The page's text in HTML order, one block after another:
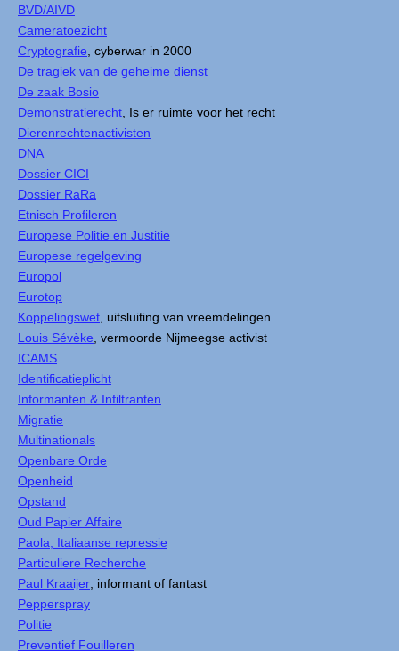
BVD/AIVD
Cameratoezicht
Cryptografie , cyberwar in 2000
De tragiek van de geheime dienst
De zaak Bosio
Demonstratierecht , Is er ruimte voor het recht
Dierenrechtenactivisten
DNA
Dossier CICI
Dossier RaRa
Etnisch Profileren
Europese Politie en Justitie
Europese regelgeving
Europol
Eurotop
Koppelingswet , uitsluiting van vreemdelingen
Louis Sévèke , vermoorde Nijmeegse activist
ICAMS
Identificatieplicht
Informanten & Infiltranten
Migratie
Multinationals
Openbare Orde
Openheid
Opstand
Oud Papier Affaire
Paola, Italiaanse repressie
Particuliere Recherche
Paul Kraaijer , informant of fantast
Pepperspray
Politie
Preventief Fouilleren